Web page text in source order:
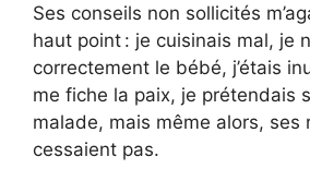
Ses conseils non sollicités
haut point : je cuisinais mal, je
correctement le bébé, j’étais
me fiche la paix, je prétendais
malade, mais même alors, ses
cessaient pas.